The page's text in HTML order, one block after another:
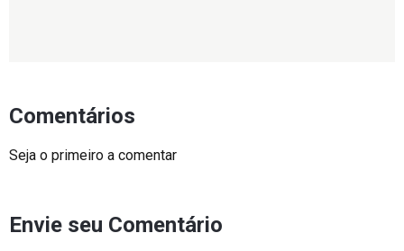
Comentários
Seja o primeiro a comentar
Envie seu Comentário